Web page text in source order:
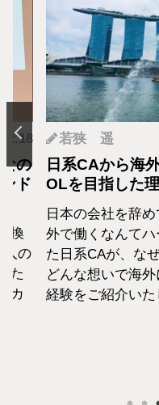
の
ド
換
人の
た
カ
若狭 遥
日系CAから海
OLを目指した
日本の会社を辞
外で働くなんて
た日系CAが、な
どんな想いで海
経験をご紹介いた